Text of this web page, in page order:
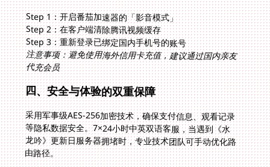
Step 1：开启番茄加速器的「影音模式」
Step 2：在客户端清除腾讯视频缓存
Step 3：重新登录已绑定国内手机号的账号
注意事项：避免使用海外信用卡充值，建议通过国内亲友
代充会员
四、安全与体验的双重保障
采用军事级AES-256加密技术，确保支付信息、观看记录
等隐私数据安全。7×24小时中英双语客服，当遇到《水
龙吟》更新日服务器拥堵时，专业技术团队可手动优化路
由路径。